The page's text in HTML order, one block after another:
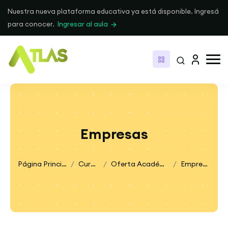
Nuestra nueva plataforma educativa ya está disponible. Ingresá
para conocer. Ingresar al aula
Empresas
Página Principal Cursos Oferta Académica Empresas